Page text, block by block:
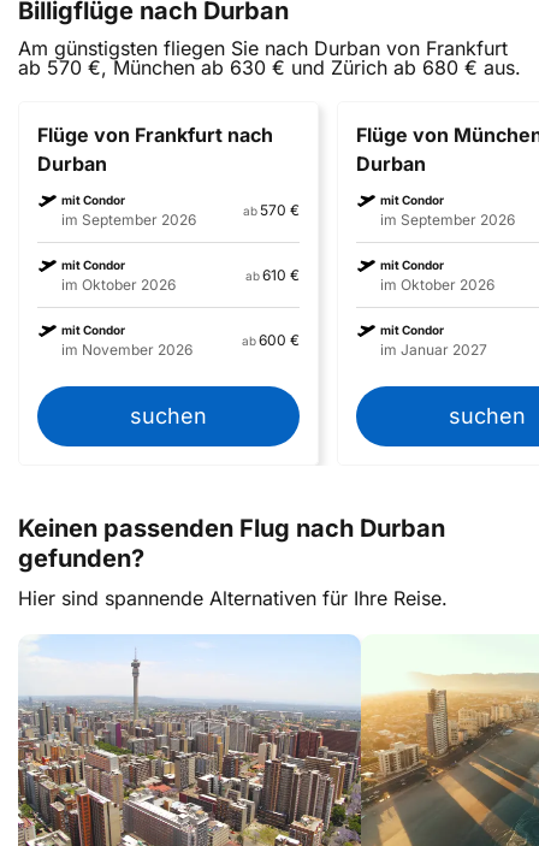
Billigflüge nach Durban
Am günstigsten fliegen Sie nach Durban von Frankfurt
ab 570 €, München ab 630 € und Zürich ab 680 € aus.
Flüge von Frankfurt nach
Durban
mit Condor
im September 2026
ab 570 €
mit Condor
im Oktober 2026
ab610 €
mit Condor
im November 2026
ab600 €
suchen
Flüge von
Durban
mit Condor
im September 2026
mit Condor
im Oktober 2026
mit Condor
im Januar 2027
suchen
Keinen passenden Flug nach Durban
gefunden?
Hier sind spannende Alternativen für Ihre Reise.